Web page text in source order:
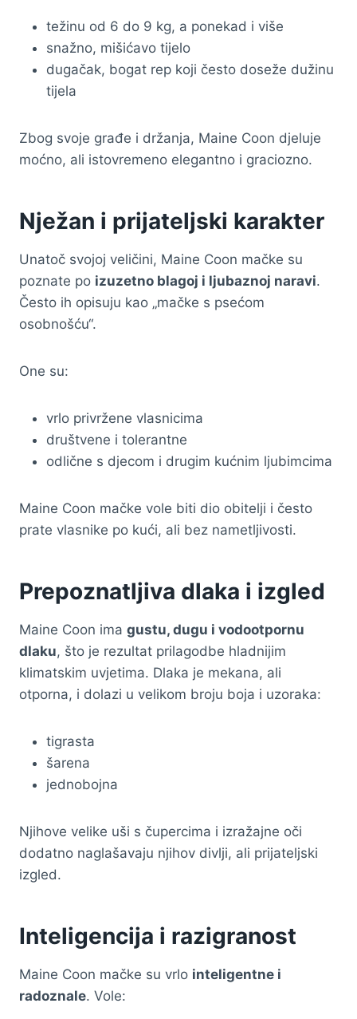
težinu od 6 do 9 kg, a ponekad i više
snažno, mišićavo tijelo
dugačak, bogat rep koji često doseže dužinu
tijela
Zbog svoje građe i držanja, Maine Coon djeluje
moćno, ali istovremeno elegantno i graciozno.
Nježan i prijateljski karakter
Unatoč svojoj veličini, Maine Coon mačke su
poznate po izuzetno blagoj i ljubaznoj naravi.
Često ih opisuju kao „mačke s psećom
osobnošću“.
One su:
vrlo privržene vlasnicima
društvene i tolerantne
odlične s djecom i drugim kućnim ljubimcima
Maine Coon mačke vole biti dio obitelji i često
prate vlasnike po kući, ali bez nametljivosti.
Prepoznatljiva dlaka i izgled
Maine Coon ima gustu, dugu i vodootpornu
dlaku, što je rezultat prilagodbe hladnijim
klimatskim uvjetima. Dlaka je mekana, ali
otporna, i dolazi u velikom broju boja i uzoraka:
tigrasta
šarena
jednobojna
Njihove velike uši s čupercima i izražajne oči
dodatno naglašavaju njihov divlji, ali prijateljski
izgled.
Inteligencija i razigranost
Maine Coon mačke su vrlo inteligentne i
radoznale. Vole: